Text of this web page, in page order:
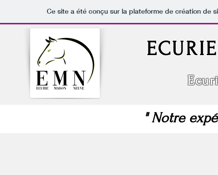
Ce site a été conçu sur la plateforme de création de
" Notre